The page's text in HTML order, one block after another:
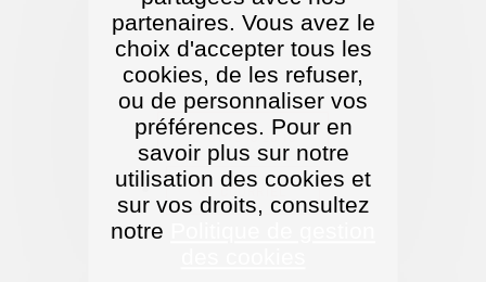
partenaires. Vous avez le
choix d'accepter tous les
cookies, de les refuser,
ou de personnaliser vos
préférences. Pour en
savoir plus sur notre
utilisation des cookies et
sur vos droits, consultez
notre
01 78 18 20 19
COURRIEL